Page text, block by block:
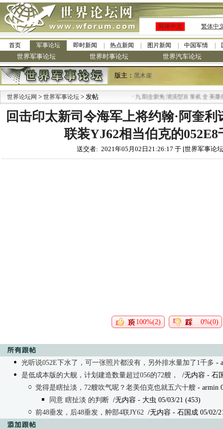
简体中文 繁体中
首页 军事论坛 即时新闻 热点新闻 图片新闻 中国军情
世界军事论坛 世界时事论坛 世界汽车论坛
版主： 黑木崖
世界论坛网 > 世界军事论坛 > 发帖 九阳全新免清洗型豆浆机 全美最低
回击印太新司令海军上将约翰·阿奎
联装YJ62相当伯克的052E8
送交者: 2021年05月02日21:26:17 于 [世界军事论
100%(2) 0%(0)
光听说052E下水了，可一张照片都没有，另外排水量加了1千多 -
是低成本版的大舰，计划建造数量超过056的72艘，
/无内容 - 石
觉得是瞎扯淡，72艘吹气呢？老美伯克也就五六十艘 - armin
同意 瞎扯淡 的判断 /无内容 - 大虫 05/03/21 (453)
前48垂发，后48垂发，舯部4联JY62 /无内容 - 石国成 05/02/